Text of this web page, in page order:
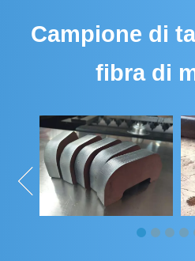
Campione di
fibra di